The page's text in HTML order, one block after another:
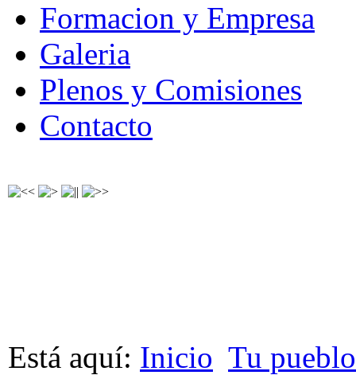
Formacion y Empresa
Galeria
Plenos y Comisiones
Contacto
Está aquí: Inicio Tu pueblo